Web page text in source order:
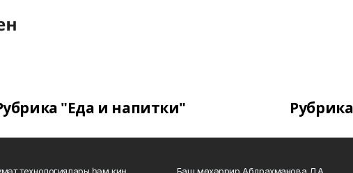
"Еда и напитки"